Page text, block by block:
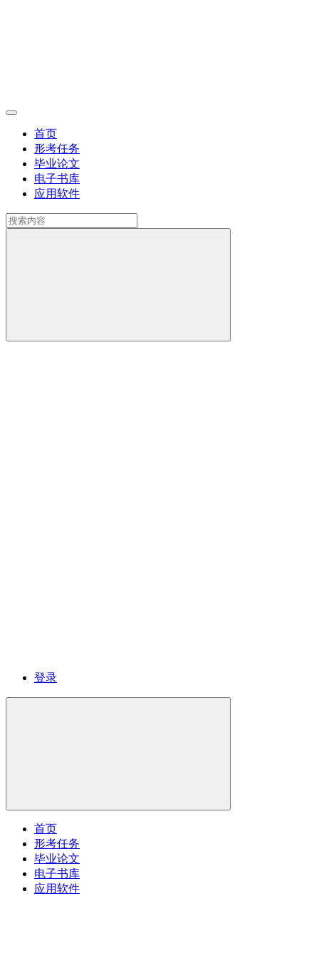
首页
形考任务
毕业论文
电子书库
应用软件
登录
首页
形考任务
毕业论文
电子书库
应用软件